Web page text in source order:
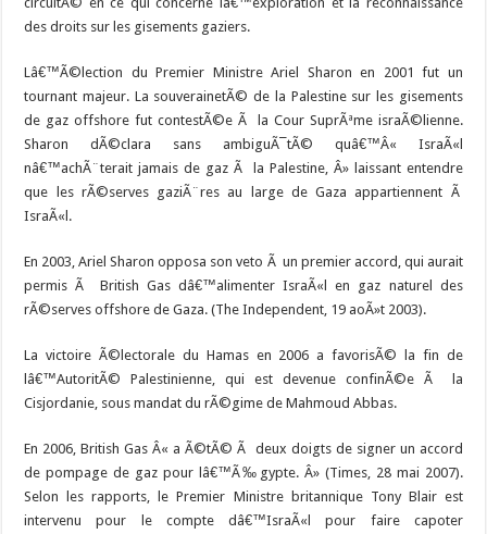
des droits sur les gisements gaziers.
Lâ€™Ã©lection du Premier Ministre Ariel Sharon en 2001 fut un
tournant majeur. La souverainetÃ© de la Palestine sur les gisements
de gaz offshore fut contestÃ©e Ã la Cour SuprÃªme israÃ©lienne.
Sharon dÃ©clara sans ambiguÃ¯tÃ© quâ€™Â« IsraÃ«l
nâ€™achÃ¨terait jamais de gaz Ã la Palestine, Â» laissant entendre
que les rÃ©serves gaziÃ¨res au large de Gaza appartiennent Ã
IsraÃ«l.
En 2003, Ariel Sharon opposa son veto Ã un premier accord, qui aurait
permis Ã British Gas dâ€™alimenter IsraÃ«l en gaz naturel des
rÃ©serves offshore de Gaza. (The Independent, 19 aoÃ»t 2003).
La victoire Ã©lectorale du Hamas en 2006 a favorisÃ© la fin de
lâ€™AutoritÃ© Palestinienne, qui est devenue confinÃ©e Ã la
Cisjordanie, sous mandat du rÃ©gime de Mahmoud Abbas.
En 2006, British Gas Â« a Ã©tÃ© Ã deux doigts de signer un accord
de pompage de gaz pour lâ€™Ã‰gypte. Â» (Times, 28 mai 2007).
Selon les rapports, le Premier Ministre britannique Tony Blair est
intervenu pour le compte dâ€™IsraÃ«l pour faire capoter